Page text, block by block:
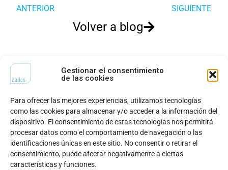
Gestionar el consentimiento
de las cookies
Para ofrecer las mejores experiencias, utilizamos tecnologías
como las cookies para almacenar y/o acceder a la información del
dispositivo. El consentimiento de estas tecnologías nos permitirá
procesar datos como el comportamiento de navegación o las
identificaciones únicas en este sitio. No consentir o retirar el
consentimiento, puede afectar negativamente a ciertas
características y funciones.
ANTERIOR SIGUIENTE
Volver a blog
¡Hablemos!
CONTACTO
Llámanos al+34 945 148
442
Escríbenos ahola@2ados.es
Visítanos en Bulevar de
¿Quieres unirte al
equipo?